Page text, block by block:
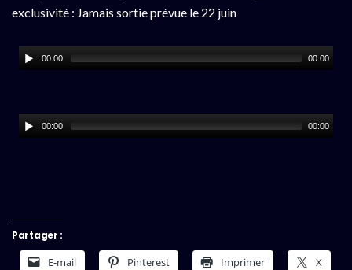
exclusivité : Jamais sortie prévue le 22 juin
00:00 00:00
00:00 00:00
Partager :
E-mail Pinterest Imprimer X